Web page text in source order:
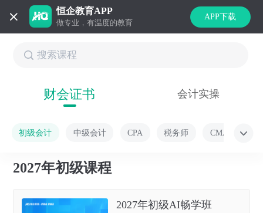
恒企教育APP
做专业，有温度的教育
APP下载
财会证书 会计实操
初级会计 中级会计 CPA 税务师 CMA
2027年初级课程
2027年初级AI畅学班